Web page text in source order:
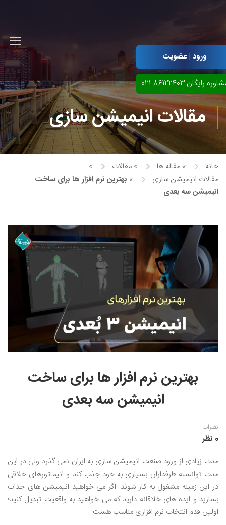
آموزش مجازی طراحی لباس
آموزش مجازی طراحی داخلی
نقاشی رنگ روغن
نقاشی آبرنگ
نقاشی کودک و نوجوان
طراحی سیاه قلم
نقاش مداد رنگی
نقاشی مینیاتور(نگارگری)
خوشنویسی نستعلیق
خوشنویسی با خودکار
خط نقاشی
ورود | عضویت
رایگان:86122403-021
مقالات انیمیشن سازی
خانه » مقاله ها » مقالات
»
مقالات انیمیشن سازی
» بهترین نرم افزار ها برای ساخت
انیمیشن سه بعدی
بهترین نرم افزار ها برای ساخت
انیمیشن سه بعدی
نظرات
0 نظر
مدت زیادی از ورود صنعت انیمیشن سازی به ایران نمی گذرد ولی در این
مدت توانسته طرفداران بسیاری به خود جذب کند و انیماتورهای خلاقی
در این زمینه مشغول به کار شوند. اگر می خواهید انیمیشن های جذاب
بسازید و ایده های خلاقانه دارید که می خواهید به واقعیت تبدیل کنید؛
اولین قدم انتخاب نرم افزاری مناسب هست.